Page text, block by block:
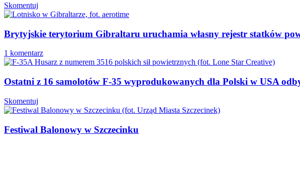
Skomentuj
Brytyjskie terytorium Gibraltaru uruchamia własny rejestr statków
1 komentarz
Ostatni z 16 samolotów F-35 wyprodukowanych dla Polski w USA
Skomentuj
Festiwal Balonowy w Szczecinku